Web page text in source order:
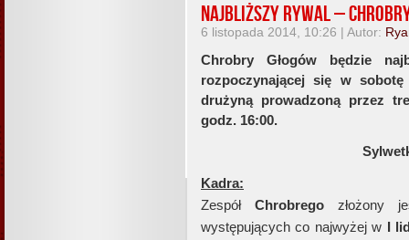
Najbliższy rywal – Chrobry
6 listopada 2014, 10:26 | Autor:
Chrobry Głogów będzie
rozpoczynającej się w
drużyną prowadzoną przez
godz. 16:00.
Kadra:
Zespół Chrobrego złożony
występujących co najwyżej w I